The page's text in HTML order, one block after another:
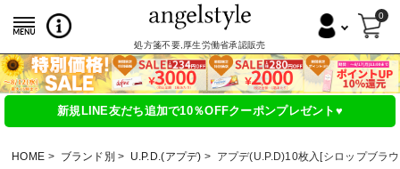
処方箋不要,厚生労働省承認販売
0
新規LINE友だち追加で10％OFFクーポンプレゼント♥
HOME ブランド別 U.P.D.(アプデ) アプデ(U.P.D)10枚入[シロップブラ